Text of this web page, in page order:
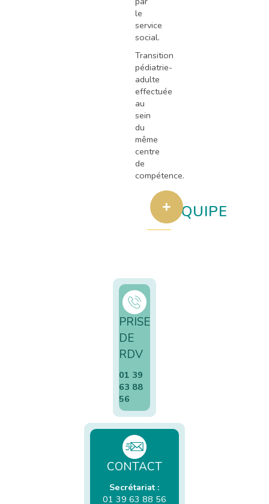
le
service
social.
Transition
pédiatrie-
adulte
effectuée
au
sein
du
même
centre
de
compétence.
L'ÉQUIPE
PRISE
DE
RDV
01 39
63 88
56
CONTACT
Secrétariat :
01 39 63 88 56